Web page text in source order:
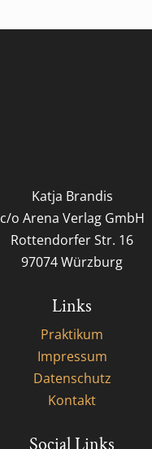
Katja Brandis
c/o Arena Verlag GmbH
Rottendorfer Str. 16
97074 Würzburg
Links
Praktikum
Impressum
Datenschutz
Kontakt